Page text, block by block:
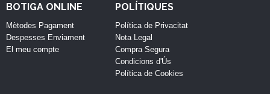
BOTIGA ONLINE
Mètodes Pagament
Despesses Enviament
El meu compte
POLÍTIQUES
Política de Privacitat
Nota Legal
Compra Segura
Condicions d'Ús
Política de Cookies